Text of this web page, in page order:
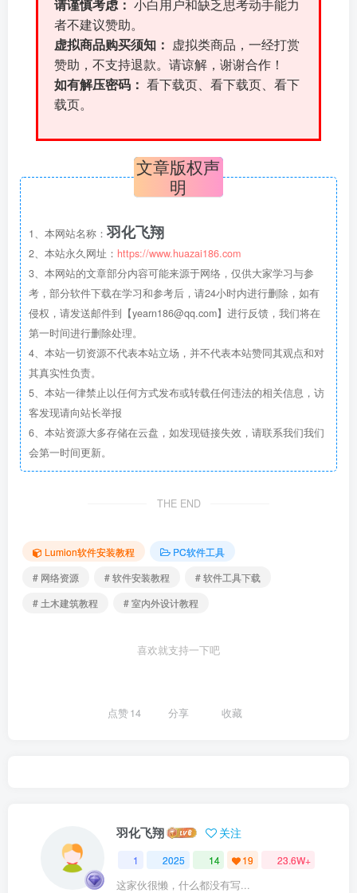
请谨慎考虑： 小白用户和缺乏思考动手能力
者不建议赞助。
虚拟商品购买须知：
虚拟类商品，一经打赏
赞助，不支持退款。请谅解，谢谢合作！
如有解压密码： 看下载页、看下载页、看下
载页。
文章版权声
明
1、本网站名称： 羽化飞翔
2、本站永久网址： https://www.huazai186.com
3、本网站的文章部分内容可能来源于网络，仅供大家学习与参
考，部分软件下载在学习和参考后，请24小时内进行删除，如有
侵权，请发送邮件到【yearn186@qq.com】进行反馈，我们将在
第一时间进行删除处理。
4、本站一切资源不代表本站立场，并不代表本站赞同其观点和对
其真实性负责。
5、本站一律禁止以任何方式发布或转载任何违法的相关信息，访
客发现请向站长举报
6、本站资源大多存储在云盘，如发现链接失效，请联系我们我们
会第一时间更新。
THE END
Lumion软件安装教程
PC软件工具
# 网络资源
# 软件安装教程
# 软件工具下载
# 土木建筑教程
# 室内外设计教程
喜欢就支持一下吧
点赞14 分享 收藏
羽化飞翔 关注
1 2025 14 19 23.6W+
这家伙很懒，什么都没有写...